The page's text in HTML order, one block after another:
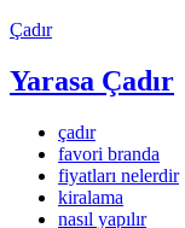
Çadır
Yarasa Çadır
çadır
favori branda
fiyatları nelerdir
kiralama
nasıl yapılır